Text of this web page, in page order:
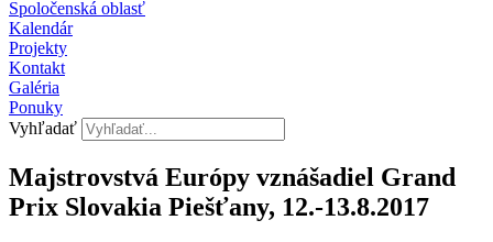
Spoločenská oblasť
Kalendár
Projekty
Kontakt
Galéria
Ponuky
Vyhľadať
Majstrovstvá Európy vznášadiel Grand
Prix Slovakia Piešťany, 12.-13.8.2017